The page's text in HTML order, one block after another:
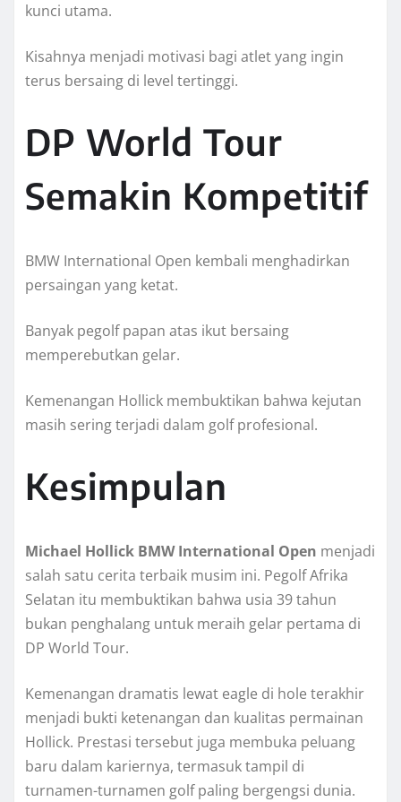
kunci utama.
Kisahnya menjadi motivasi bagi atlet yang ingin
terus bersaing di level tertinggi.
DP World Tour
Semakin Kompetitif
BMW International Open kembali menghadirkan
persaingan yang ketat.
Banyak pegolf papan atas ikut bersaing
memperebutkan gelar.
Kemenangan Hollick membuktikan bahwa kejutan
masih sering terjadi dalam golf profesional.
Kesimpulan
Michael Hollick BMW International Open menjadi
salah satu cerita terbaik musim ini. Pegolf Afrika
Selatan itu membuktikan bahwa usia 39 tahun
bukan penghalang untuk meraih gelar pertama di
DP World Tour.
Kemenangan dramatis lewat eagle di hole terakhir
menjadi bukti ketenangan dan kualitas permainan
Hollick. Prestasi tersebut juga membuka peluang
baru dalam kariernya, termasuk tampil di
turnamen-turnamen golf paling bergengsi dunia.